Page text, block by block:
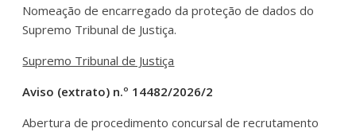
Nomeação de encarregado da proteção de dados do
Supremo Tribunal de Justiça.
Supremo Tribunal de Justiça
Aviso (extrato) n.º 14482/2026/2
Abertura de procedimento concursal de recrutamento